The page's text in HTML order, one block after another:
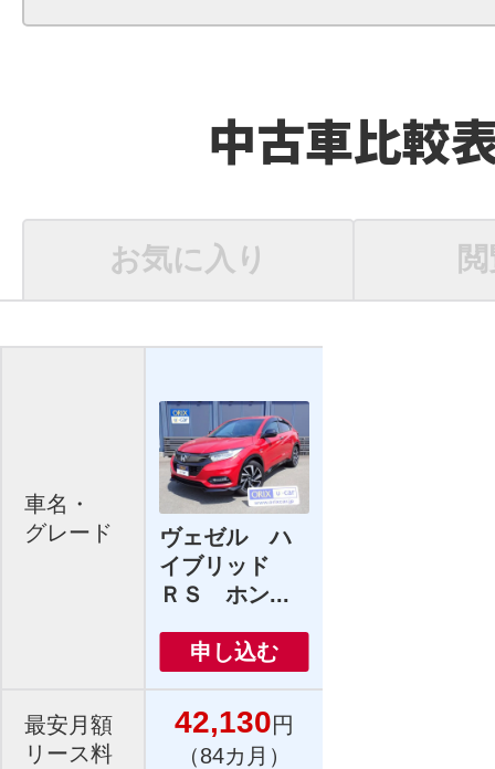
中古車比較
お気に入り
車名・
グレード
ヴェゼル ハ
イブリッド
ＲＳ ホン...
申し込む
最安月額
リース料
42,130円
（84カ月）